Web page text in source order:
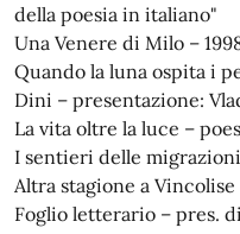
della poesia in italiano"
Una Venere di Milo –
Quando la luna ospita i
Dini – presentazione:
La vita oltre la luce –
I sentieri delle
Altra stagione a
Foglio letterario – pres.